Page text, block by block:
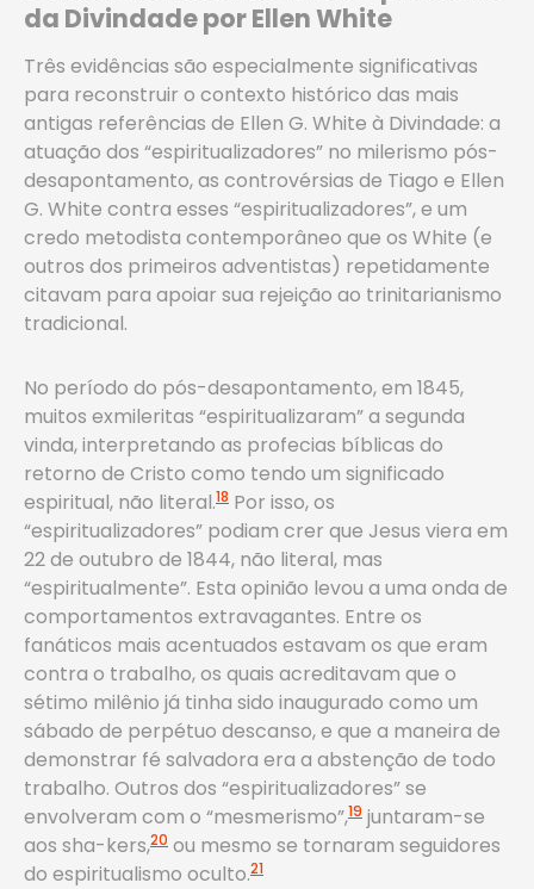
da Divindade por Ellen White
Três evidências são especialmente significativas
para reconstruir o contexto histórico das mais
antigas referências de Ellen G. White à Divindade: a
atuação dos “espiritualizadores” no milerismo pós-
desapontamento, as controvérsias de Tiago e Ellen
G. White contra esses “espiritualizadores”, e um
credo metodista contemporâneo que os White (e
outros dos primeiros adventistas) repetidamente
citavam para apoiar sua rejeição ao trinitarianismo
tradicional.
No período do pós-desapontamento, em 1845,
muitos exmileritas “espiritualizaram” a segunda
vinda, interpretando as profecias bíblicas do
retorno de Cristo como tendo um significado
espiritual, não literal.18 Por isso, os
“espiritualizadores” podiam crer que Jesus viera em
22 de outubro de 1844, não literal, mas
“espiritualmente”. Esta opinião levou a uma onda de
comportamentos extravagantes. Entre os
fanáticos mais acentuados estavam os que eram
contra o trabalho, os quais acreditavam que o
sétimo milênio já tinha sido inaugurado como um
sábado de perpétuo descanso, e que a maneira de
demonstrar fé salvadora era a abstenção de todo
trabalho. Outros dos “espiritualizadores” se
envolveram com o “mesmerismo”,19 juntaram-se
aos sha-kers,20 ou mesmo se tornaram seguidores
do espiritualismo oculto.21